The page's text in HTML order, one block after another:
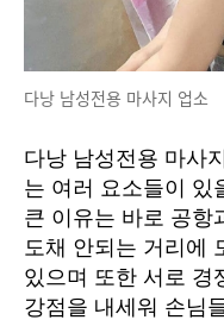
다낭 남성전용 마사지 업소
다낭 남성전용 마사
는 여러 요소들이 있
큰 이유는 바로 공항
도채 안되는 거리에
있으며 또한 서로 경
강점을 내세워 손님